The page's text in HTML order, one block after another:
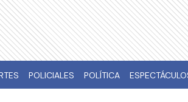
POLICIALES POLÍTICA